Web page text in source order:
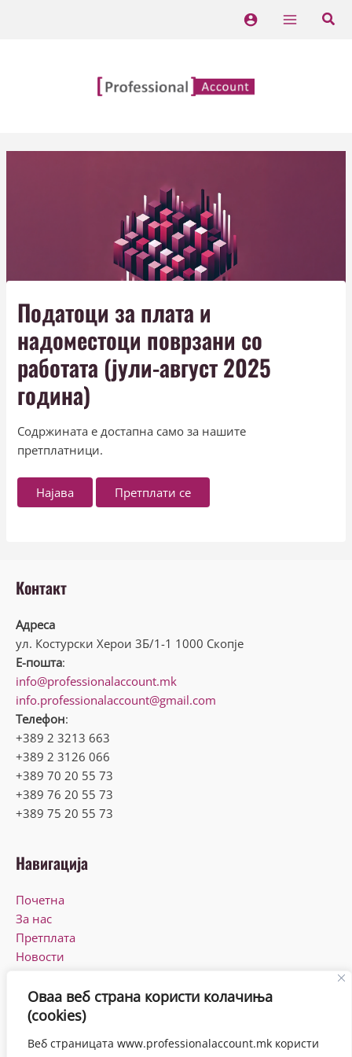
Оваа веб страна користи колачиња
(cookies)
Веб страницата www.professionalaccount.mk користи
Main
Податоци за плата и
надоместоци поврзани со
работата (јули-август 2025
година)
Содржината е достапна само за нашите
претплатници.
Најава Претплати се
Контакт
Адреса
ул. Костурски Херои 3Б/1-1 1000 Скопје
Е-пошта:
info@professionalaccount.mk
info.professionalaccount@gmail.com
Телефон:
+389 2 3213 663
+389 2 3126 066
+389 70 20 55 73
+389 76 20 55 73
+389 75 20 55 73
Навигација
Почетна
За нас
Претплата
Новости
Контакт
Работно време